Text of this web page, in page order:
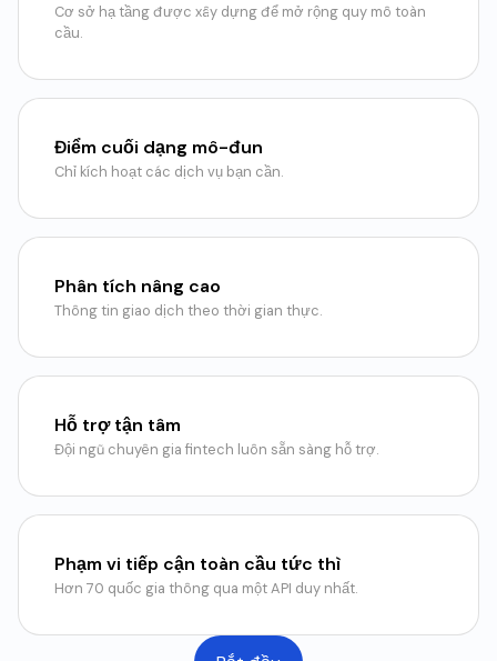
Cơ sở hạ tầng được xây dựng để mở rộng quy mô toàn
cầu.
Điểm cuối dạng mô-đun
Chỉ kích hoạt các dịch vụ bạn cần.
Phân tích nâng cao
Thông tin giao dịch theo thời gian thực.
Hỗ trợ tận tâm
Đội ngũ chuyên gia fintech luôn sẵn sàng hỗ trợ.
Phạm vi tiếp cận toàn cầu tức thì
Hơn 70 quốc gia thông qua một API duy nhất.